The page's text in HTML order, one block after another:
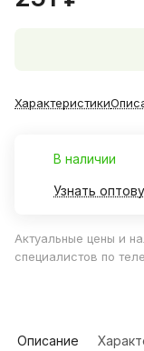
Характеристики
В наличии
Узнать
Актуальные цены и
специалистов по
Описание